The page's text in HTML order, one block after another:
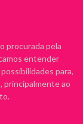
procurada pela
entender
para,
principalmente ao